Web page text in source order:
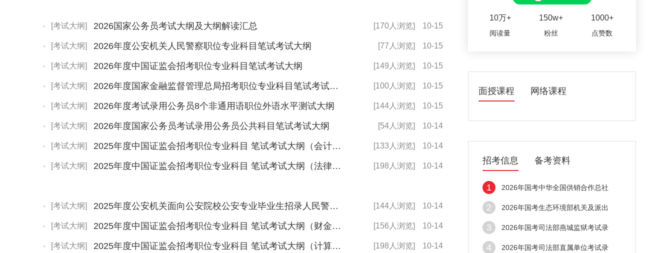
10-15
[170人浏览]
[考试大纲] 2026国家公务员考试大纲及大纲解读汇总
10-15
[77人浏览]
[考试大纲] 2026年度公安机关人民警察职位专业科目笔试考试大纲
10-15
[149人浏览]
[考试大纲] 2026年度中国证监会招考职位专业科目笔试考试大纲
10-15
[100人浏览]
[考试大纲] 2026年度国家金融监督管理总局招考职位专业科目笔试考试大纲
10-15
[144人浏览]
[考试大纲] 2026年度考试录用公务员8个非通用语职位外语水平测试大纲
10-14
[54人浏览]
[考试大纲] 2026年度国家公务员考试录用公务员公共科目笔试考试大纲
10-14
[133人浏览]
[考试大纲] 2025年度中国证监会招考职位专业科目 笔试考试大纲（会计类）
10-14
[198人浏览]
[考试大纲] 2025年度中国证监会招考职位专业科目 笔试考试大纲（法律类）
10-14
[144人浏览]
[考试大纲] 2025年度公安机关面向公安院校公安专业毕业生招录人民警察专业科目笔试考试
10-14
[156人浏览]
[考试大纲] 2025年度中国证监会招考职位专业科目 笔试考试大纲（财金类）
10-14
[198人浏览]
[考试大纲] 2025年度中国证监会招考职位专业科目 笔试考试大纲（计算机类）
10万+
阅读量
150w+
粉丝
1000+
点赞数
面授课程 网络课程
招考信息 备考资料
1 2026年国考中华全国供销合作总社
2 2026年国考生态环境部机关及派出
3 2026年国考司法部燕城监狱考试录
4 2026年国考司法部直属单位考试录